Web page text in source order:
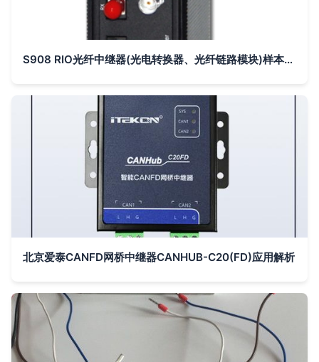
S908 RIO光纤中继器(光电转换器、光纤链路模块)样本及产品图片-机电商情网电子样本库
北京爱泰CANFD网桥中继器CANHUB-C20(FD)应用解析